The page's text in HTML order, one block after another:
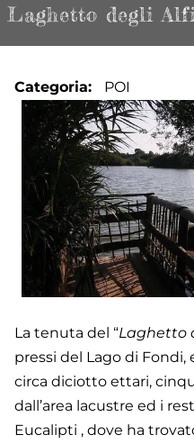
Laghetto degli
Categoria POI
La tenuta del “Laghetto
pressi del Lago di
circa diciotto ettari,
dall’area lacustre ed i
Eucalipti , dove ha